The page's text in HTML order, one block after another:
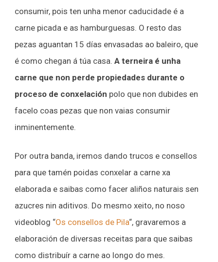
consumir, pois ten unha menor caducidade é a
carne picada e as hamburguesas. O resto das
pezas aguantan 15 días envasadas ao baleiro, que
é como chegan á túa casa. A terneira é unha
carne que non perde propiedades durante o
proceso de conxelación polo que non dubides en
facelo coas pezas que non vaias consumir
inminentemente.
Por outra banda, iremos dando trucos e consellos
para que tamén poidas conxelar a carne xa
elaborada e saibas como facer aliños naturais sen
azucres nin aditivos. Do mesmo xeito, no noso
videoblog “Os consellos de Pila“, gravaremos a
elaboración de diversas receitas para que saibas
como distribuír a carne ao longo do mes.